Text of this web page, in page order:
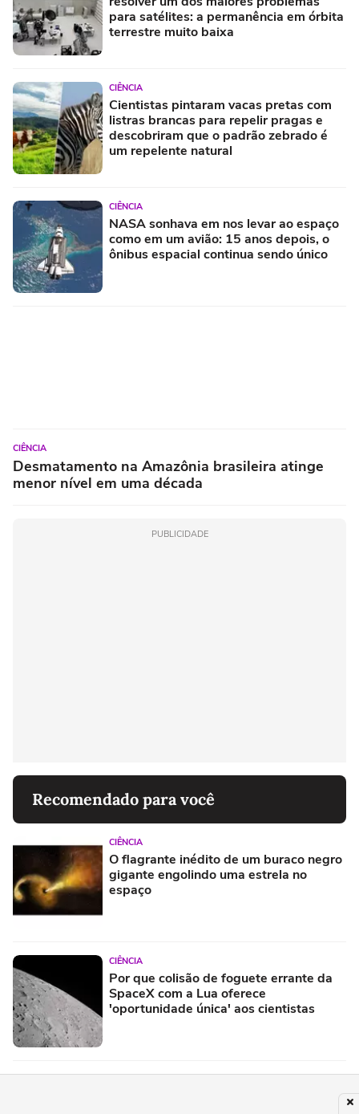
para satélites: a permanência em órbita
terrestre muito baixa
CIÊNCIA
Cientistas pintaram vacas pretas com
listras brancas para repelir pragas e
descobriram que o padrão zebrado é
um repelente natural
CIÊNCIA
NASA sonhava em nos levar ao espaço
como em um avião: 15 anos depois, o
ônibus espacial continua sendo único
CIÊNCIA
Desmatamento na Amazônia brasileira atinge
menor nível em uma década
PUBLICIDADE
Recomendado para você
CIÊNCIA
O flagrante inédito de um buraco negro
gigante engolindo uma estrela no
espaço
CIÊNCIA
Por que colisão de foguete errante da
SpaceX com a Lua oferece
'oportunidade única' aos cientistas
Asteroide com nome de 'Deus do Caos'